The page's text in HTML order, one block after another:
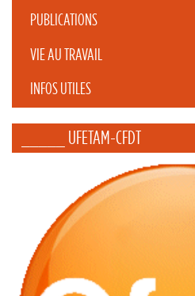
PUBLICATIONS
VIE AU TRAVAIL
INFOS UTILES
_____ UFETAM-CFDT